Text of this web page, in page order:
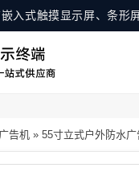
嵌入式触摸显示屏、条形
告机 » 55寸立式户外防水